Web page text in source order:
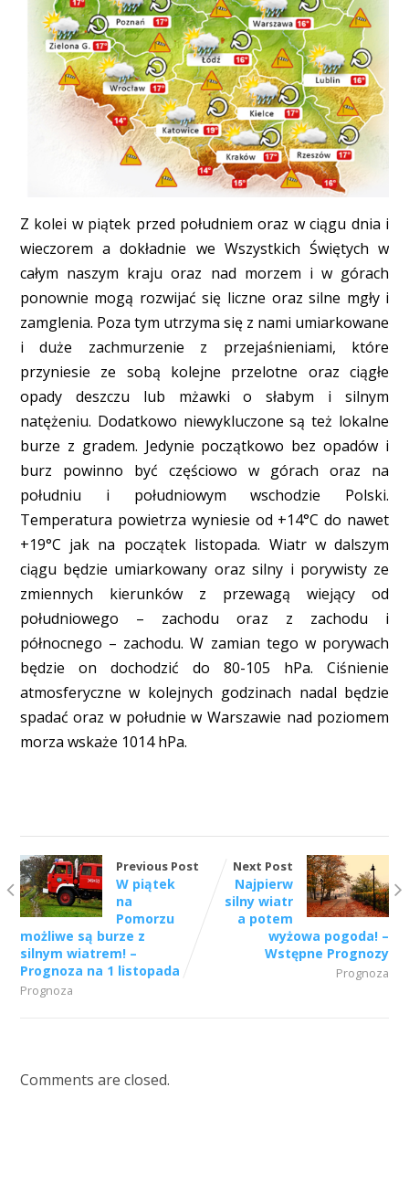
Z kolei w piątek przed południem oraz w ciągu dnia i
wieczorem a dokładnie we Wszystkich Świętych w
całym naszym kraju oraz nad morzem i w górach
ponownie mogą rozwijać się liczne oraz silne mgły i
zamglenia. Poza tym utrzyma się z nami umiarkowane
i duże zachmurzenie z przejaśnieniami, które
przyniesie ze sobą kolejne przelotne oraz ciągłe
opady deszczu lub mżawki o słabym i silnym
natężeniu. Dodatkowo niewykluczone są też lokalne
burze z gradem. Jedynie początkowo bez opadów i
burz powinno być częściowo w górach oraz na
południu i południowym wschodzie Polski.
Temperatura powietrza wyniesie od +14°C do nawet
+19°C jak na początek listopada. Wiatr w dalszym
ciągu będzie umiarkowany oraz silny i porywisty ze
zmiennych kierunków z przewagą wiejący od
południowego – zachodu oraz z zachodu i
północnego – zachodu. W zamian tego w porywach
będzie on dochodzić do 80-105 hPa. Ciśnienie
atmosferyczne w kolejnych godzinach nadal będzie
spadać oraz w południe w Warszawie nad poziomem
morza wskaże 1014 hPa.
Previous Post
W piątek
na
Pomorzu
możliwe są burze z
silnym wiatrem! –
Prognoza na 1 listopada
Prognoza
Next Post
Najpierw
silny wiatr
a potem
wyżowa pogoda! –
Wstępne Prognozy
Prognoza
Comments are closed.